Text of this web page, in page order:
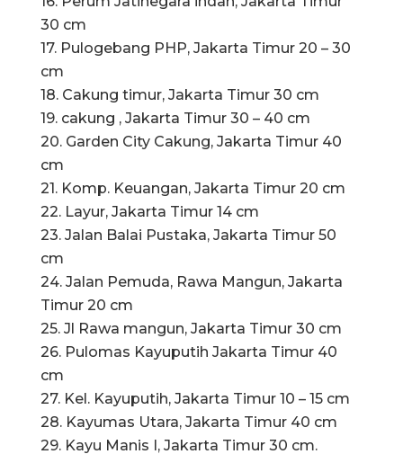
30 cm
17. Pulogebang PHP, Jakarta Timur 20 – 30
cm
18. Cakung timur, Jakarta Timur 30 cm
19. cakung , Jakarta Timur 30 – 40 cm
20. Garden City Cakung, Jakarta Timur 40
cm
21. Komp. Keuangan, Jakarta Timur 20 cm
22. Layur, Jakarta Timur 14 cm
23. Jalan Balai Pustaka, Jakarta Timur 50
cm
24. Jalan Pemuda, Rawa Mangun, Jakarta
Timur 20 cm
25. Jl Rawa mangun, Jakarta Timur 30 cm
26. Pulomas Kayuputih Jakarta Timur 40
cm
27. Kel. Kayuputih, Jakarta Timur 10 – 15 cm
28. Kayumas Utara, Jakarta Timur 40 cm
29. Kayu Manis I, Jakarta Timur 30 cm.